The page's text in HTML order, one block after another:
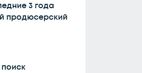
3 года
продюсерский